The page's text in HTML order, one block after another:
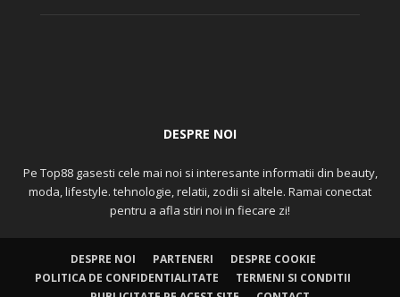
DESPRE NOI
Pe Top88 gasesti cele mai noi si interesante informatii din beauty,
moda, lifestyle. tehnologie, relatii, zodii si altele. Ramai conectat
pentru a afla stiri noi in fiecare zi!
DESPRE NOI PARTENERI
DESPRE COOKIE
POLITICA DE CONFIDENTIALITATE
TERMENI SI CONDITII